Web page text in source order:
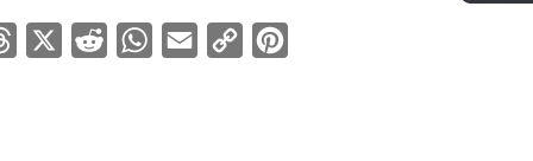
Threads Reddit WhatsApp
Email
Copy